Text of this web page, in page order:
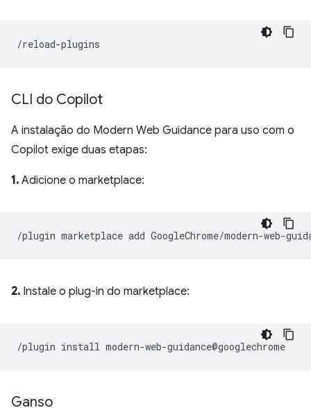
CLI do Copilot
A instalação do Modern Web Guidance para uso com o
Copilot exige duas etapas:
1. Adicione o marketplace:
2. Instale o plug-in do marketplace:
Ganso